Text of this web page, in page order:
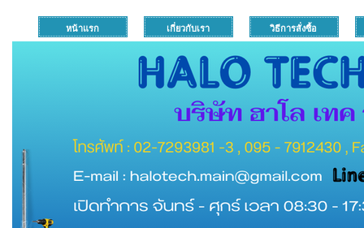
หน้าแรก เกี่ยวกับเรา วิธีการสั่งซื้อ